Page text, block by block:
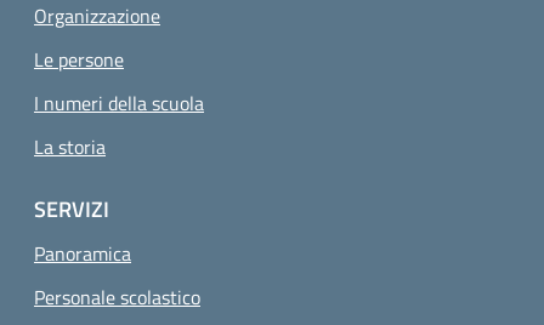
Organizzazione
Le persone
I numeri della scuola
La storia
SERVIZI
Panoramica
Personale scolastico